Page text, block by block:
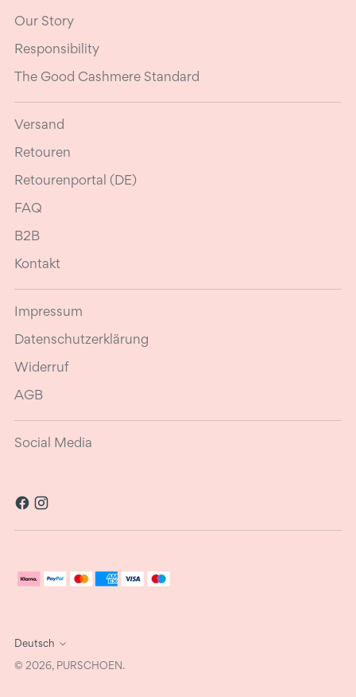
Our Story
Responsibility
The Good Cashmere Standard
Versand
Retouren
Retourenportal (DE)
FAQ
B2B
Kontakt
Impressum
Datenschutzerklärung
Widerruf
AGB
Social Media
Sprache
Deutsch
© 2026, PURSCHOEN.